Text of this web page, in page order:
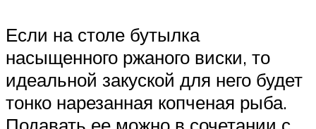
Если на столе бутылка
насыщенного ржаного виски, то
идеальной закуской для него будет
тонко нарезанная копченая рыба.